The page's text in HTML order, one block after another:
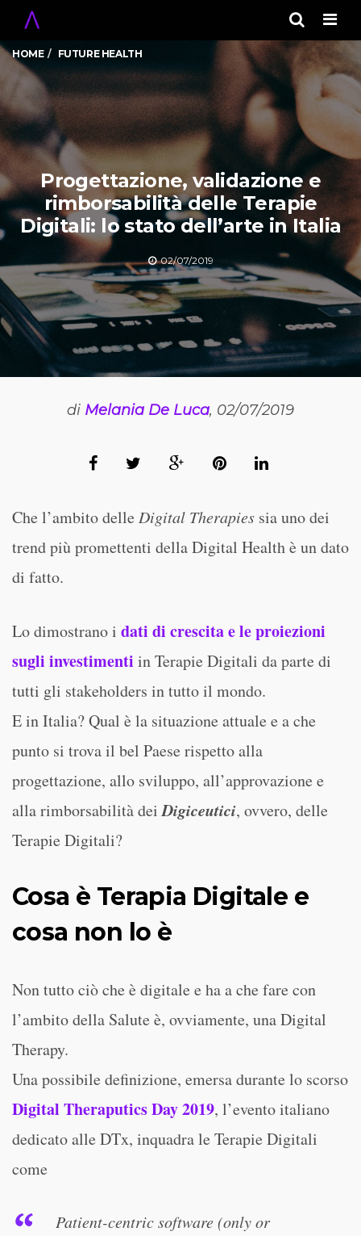
HOME FUTURE HEALTH
Progettazione, validazione e
rimborsabilità delle Terapie
Digitali: lo stato dell’arte in Italia
02/07/2019
di Melania De Luca, 02/07/2019
Che l’ambito delle Digital Therapies sia uno dei
trend più promettenti della Digital Health è un dato
di fatto.
Lo dimostrano i dati di crescita e le proiezioni
sugli investimenti in Terapie Digitali da parte di
tutti gli stakeholders in tutto il mondo.
E in Italia? Qual è la situazione attuale e a che
punto si trova il bel Paese rispetto alla
progettazione, allo sviluppo, all’approvazione e
alla rimborsabilità deiDigiceutici, ovvero, delle
Terapie Digitali?
Cosa è Terapia Digitale e
cosa non lo è
Non tutto ciò che è digitale e ha a che fare con
l’ambito della Salute è, ovviamente, una Digital
Therapy.
Una possibile definizione, emersa durante lo scorso
Digital Theraputics Day 2019, l’evento italiano
dedicato alle DTx, inquadra le Terapie Digitali
come
Patient-centric software (only or